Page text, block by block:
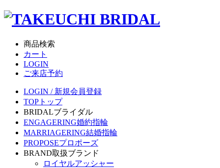
商品検索
カート
LOGIN
ご来店予約
LOGIN / 新規会員登録
TOP トップ
BRIDALブライダル
ENGAGERING婚約指輪
MARRIAGERING結婚指輪
PROPOSEプロポーズ
BRAND取扱ブランド
ロイヤルアッシャー